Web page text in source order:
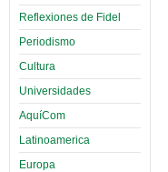
Reflexiones de Fidel
Periodismo
Cultura
Universidades
AquíCom
Latinoamerica
Europa